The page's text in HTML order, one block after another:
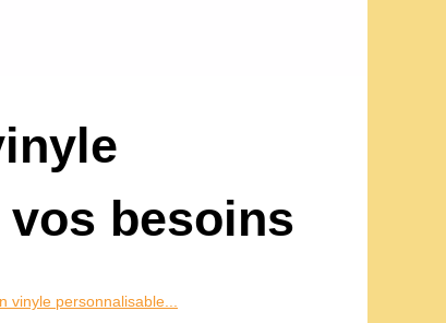
besoins
vinyle personnalisable...